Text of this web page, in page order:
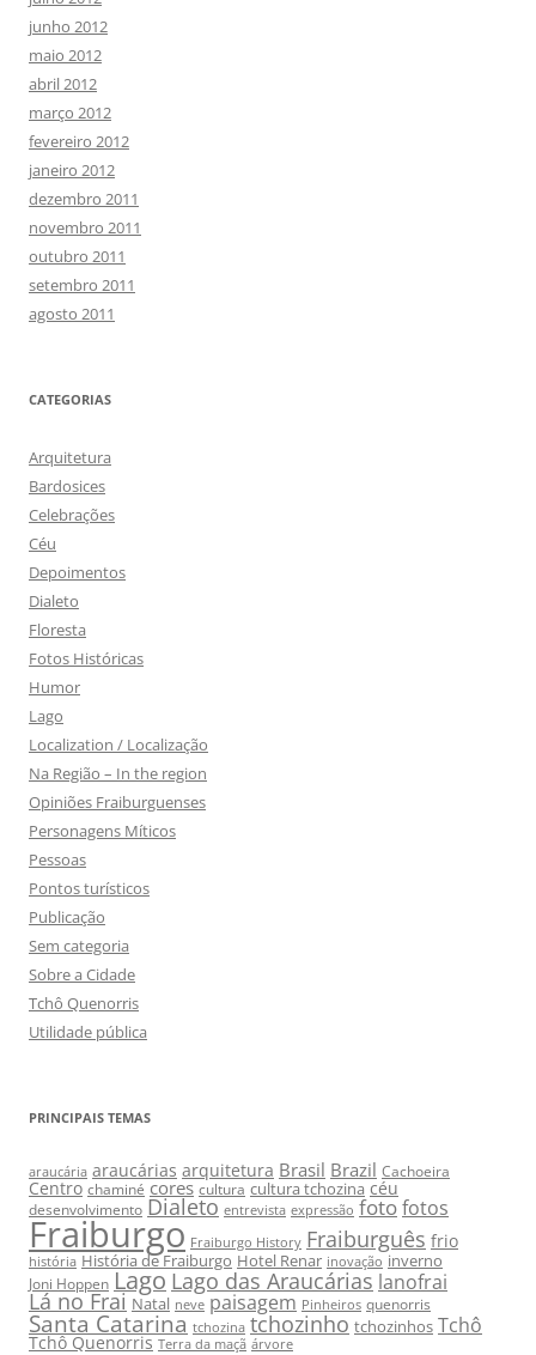
junho 2012
maio 2012
abril 2012
março 2012
fevereiro 2012
janeiro 2012
dezembro 2011
novembro 2011
outubro 2011
setembro 2011
agosto 2011
CATEGORIAS
Arquitetura
Bardosices
Celebrações
Céu
Depoimentos
Dialeto
Floresta
Fotos Históricas
Humor
Lago
Localization / Localização
Na Região – In the region
Opiniões Fraiburguenses
Personagens Míticos
Pessoas
Pontos turísticos
Publicação
Sem categoria
Sobre a Cidade
Tchô Quenorris
Utilidade pública
PRINCIPAIS TEMAS
araucária araucárias arquitetura Brasil Brazil Cachoeira
Centro chaminé cores cultura cultura tchozina céu
desenvolvimento Dialeto entrevista expressão fotofotos
Fraiburgo Fraiburgo History Fraiburguês frio
história História de Fraiburgo Hotel Renar inovação inverno
Joni Hoppen Lago Lago das Araucárias lanofrai
Lá no Frai Natal neve paisagem Pinheiros quenorris
Santa Catarina tchozina tchozinho tchozinhos Tchô
Tchô Quenorris Terra da maçã árvore